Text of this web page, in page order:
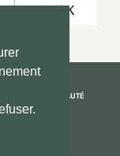
OK
LA COMMUNAUTÉ